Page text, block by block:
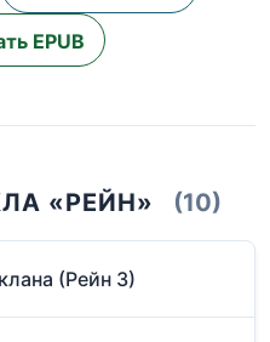
EPUB
«РЕЙН» (10)
(Рейн 3)